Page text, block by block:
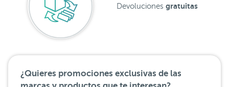
Devoluciones gratuitas
¿Quieres promociones exclusivas de las